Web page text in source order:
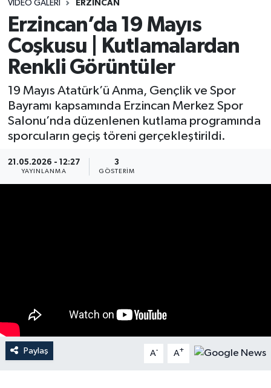
VIDEO GALERI ERZINCAN
Erzincan’da 19 Mayıs
Coşkusu | Kutlamalardan
Renkli Görüntüler
19 Mayıs Atatürk’ü Anma, Gençlik ve Spor
Bayramı kapsamında Erzincan Merkez Spor
Salonu’nda düzenlenen kutlama programında
sporcuların geçiş töreni gerçekleştirildi.
21.05.2026 - 12:27
YAYINLANMA
3
GÖSTERIM
Paylaş A- A+